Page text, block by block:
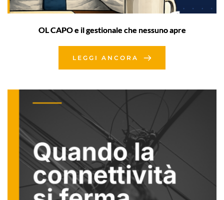
OL CAPO e il gestionale che nessuno apre
LEGGI ANCORA